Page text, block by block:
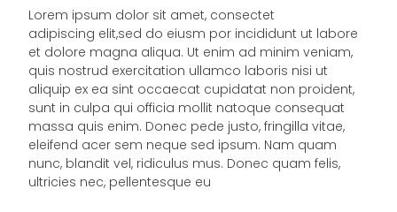
Lorem ipsum dolor sit amet, consectet
adipiscing elit,sed do eiusm por incididunt ut labore
et dolore magna aliqua. Ut enim ad minim veniam,
quis nostrud exercitation ullamco laboris nisi ut
aliquip ex ea sint occaecat cupidatat non proident,
sunt in culpa qui officia mollit natoque consequat
massa quis enim. Donec pede justo, fringilla vitae,
eleifend acer sem neque sed ipsum. Nam quam
nunc, blandit vel, ridiculus mus. Donec quam felis,
ultricies nec, pellentesque eu